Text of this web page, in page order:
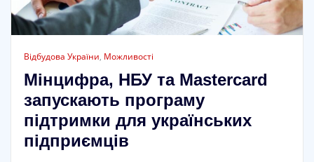
Відбудова України, Можливості
Мінцифра, НБУ та Mastercard
запускають програму
підтримки для українських
підприємців